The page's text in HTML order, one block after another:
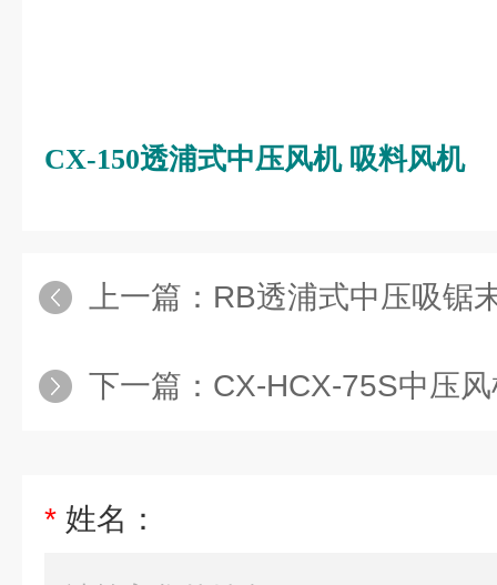
CX-150透浦式中压风机 吸料风机
上一篇： RB透浦式中压吸锯
下一篇： CX-HCX-75S中压
* 姓名：